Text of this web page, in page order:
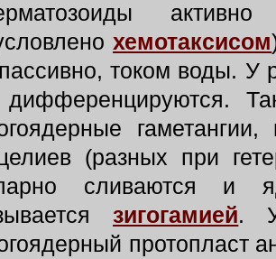
хемотаксисом
током воды. У
(разных при
сливаются и
зигогамией. У
протопласт